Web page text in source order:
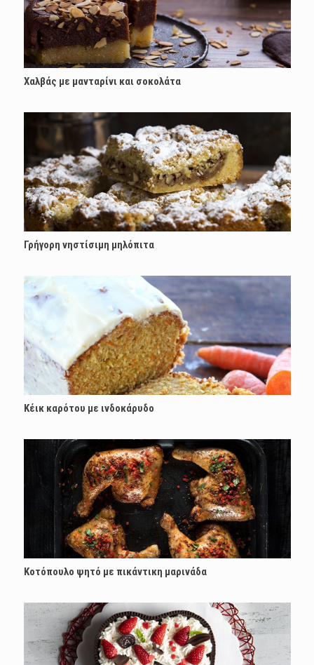
Χαλβάς με μανταρίνι και σοκολάτα
Γρήγορη νηστίσιμη μηλόπιτα
Κέικ καρότου με ινδοκάρυδο
Κοτόπουλο ψητό με πικάντικη μαρινάδα